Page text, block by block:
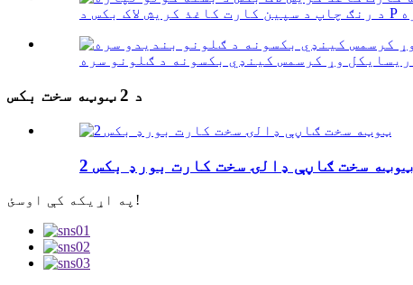
د 2 ټوټه سخت بکس
2 ټوټه سخت ګاڼې ډالۍ سخت کارت بورډ بکس
په اړیکه کې اوسئ!